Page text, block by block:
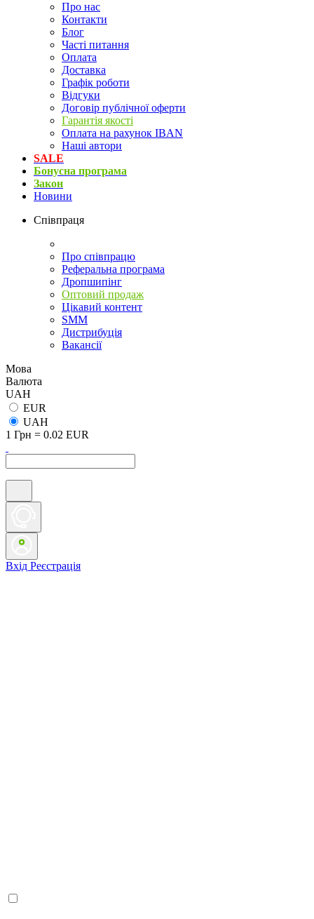
Про нас
Контакти
Блог
Часті питання
Оплата
Доставка
Графік роботи
Відгуки
Договір публічної оферти
Гарантія якості
Оплата на рахунок IBAN
Наші автори
SALE
Бонусна програма
Закон
Новини
Співпраця
Про співпрацю
Реферальна програма
Дропшипінг
Оптовий продаж
Цікавий контент
SMM
Дистрибуція
Вакансії
Мова
Валюта
UAH
EUR
UAH
1 Грн = 0.02 EUR
Вхід Реєстрація